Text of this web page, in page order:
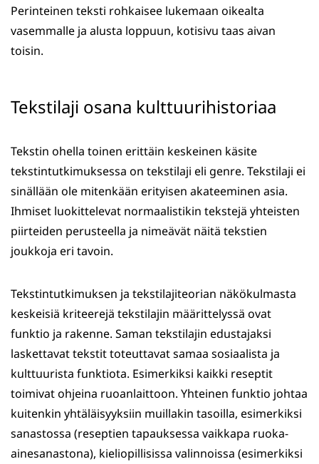
Perinteinen teksti rohkaisee lukemaan oikealta
vasemmalle ja alusta loppuun, kotisivu taas aivan
toisin.
Tekstilaji osana kulttuurihistoriaa
Tekstin ohella toinen erittäin keskeinen käsite
tekstintutkimuksessa on tekstilaji eli genre. Tekstilaji ei
sinällään ole mitenkään erityisen akateeminen asia.
Ihmiset luokittelevat normaalistikin tekstejä yhteisten
piirteiden perusteella ja nimeävät näitä tekstien
joukkoja eri tavoin.
Tekstintutkimuksen ja tekstilajiteorian näkökulmasta
keskeisiä kriteerejä tekstilajin määrittelyssä ovat
funktio ja rakenne. Saman tekstilajin edustajaksi
laskettavat tekstit toteuttavat samaa sosiaalista ja
kulttuurista funktiota. Esimerkiksi kaikki reseptit
toimivat ohjeina ruoanlaittoon. Yhteinen funktio johtaa
kuitenkin yhtäläisyyksiin muillakin tasoilla, esimerkiksi
sanastossa (reseptien tapauksessa vaikkapa ruoka-
ainesanastona), kieliopillisissa valinnoissa (esimerkiksi